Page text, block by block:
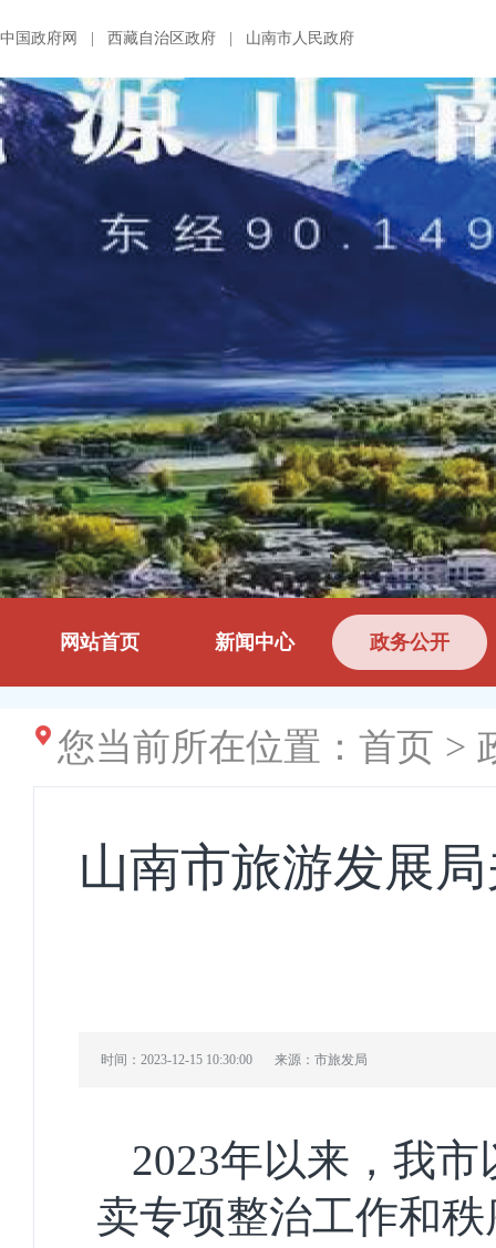
中国政府网 西藏自治区政府 山南市人民政府
网站首页 新闻中心 政务公开
您当前所在位置： 首页 >
山南市旅游发展
时间：2023-12-15 10:30:00 来源：市旅发局
2023年以来，我
卖专项整治工作和